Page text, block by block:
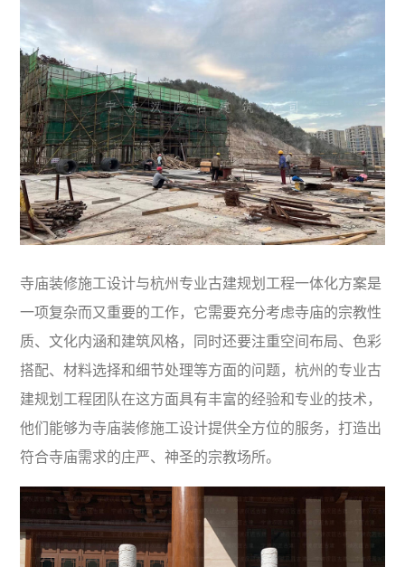
寺庙装修施工设计与杭州专业古建规划工程一体化方案是
一项复杂而又重要的工作，它需要充分考虑寺庙的宗教性
质、文化内涵和建筑风格，同时还要注重空间布局、色彩
搭配、材料选择和细节处理等方面的问题，杭州的专业古
建规划工程团队在这方面具有丰富的经验和专业的技术，
他们能够为寺庙装修施工设计提供全方位的服务，打造出
符合寺庙需求的庄严、神圣的宗教场所。